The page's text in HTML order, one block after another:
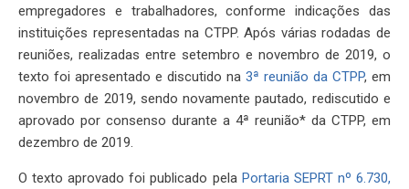
empregadores e trabalhadores, conforme indicações das
instituições representadas na CTPP. Após várias rodadas de
reuniões, realizadas entre setembro e novembro de 2019, o
texto foi apresentado e discutido na 3ª reunião da CTPP, em
novembro de 2019, sendo novamente pautado, rediscutido e
aprovado por consenso durante a 4ª reunião* da CTPP, em
dezembro de 2019.
O texto aprovado foi publicado pela Portaria SEPRT nº 6.730,